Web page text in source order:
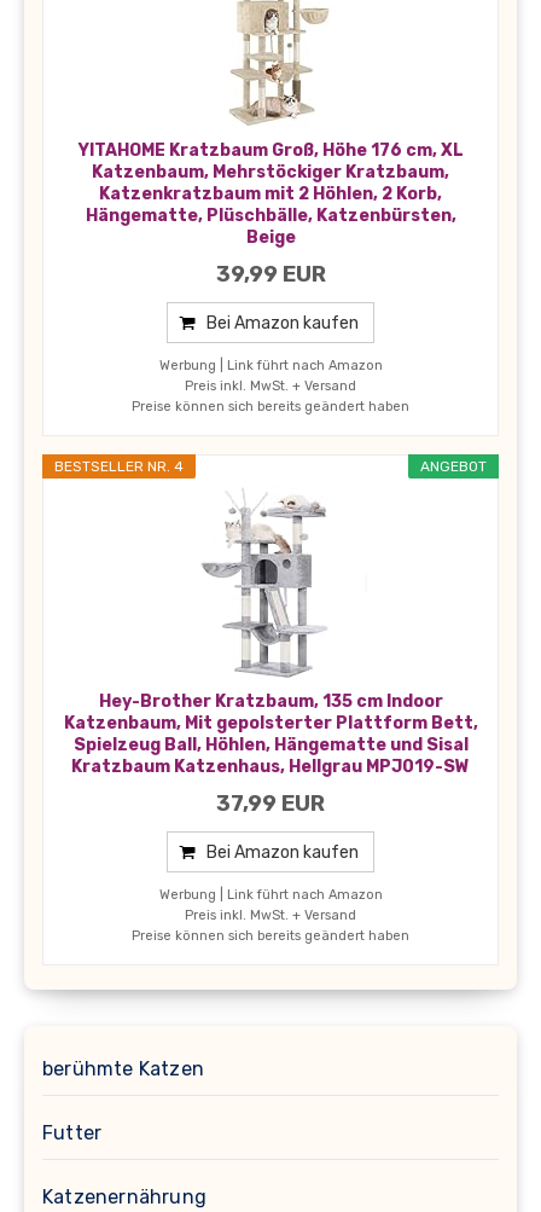
YITAHOME Kratzbaum Groß, Höhe 176 cm, XL
Katzenbaum, Mehrstöckiger Kratzbaum,
Katzenkratzbaum mit 2 Höhlen, 2 Korb,
Hängematte, Plüschbälle, Katzenbürsten,
Beige
39,99 EUR
Bei Amazon kaufen
Werbung | Link führt nach Amazon
Preis inkl. MwSt. + Versand
Preise können sich bereits geändert haben
ANGEBOT
BESTSELLER NR. 4
Hey-Brother Kratzbaum, 135 cm Indoor
Katzenbaum, Mit gepolsterter Plattform Bett,
Spielzeug Ball, Höhlen, Hängematte und Sisal
Kratzbaum Katzenhaus, Hellgrau MPJ019-SW
37,99 EUR
Bei Amazon kaufen
Werbung | Link führt nach Amazon
Preis inkl. MwSt. + Versand
Preise können sich bereits geändert haben
berühmte Katzen
Futter
Katzenernährung